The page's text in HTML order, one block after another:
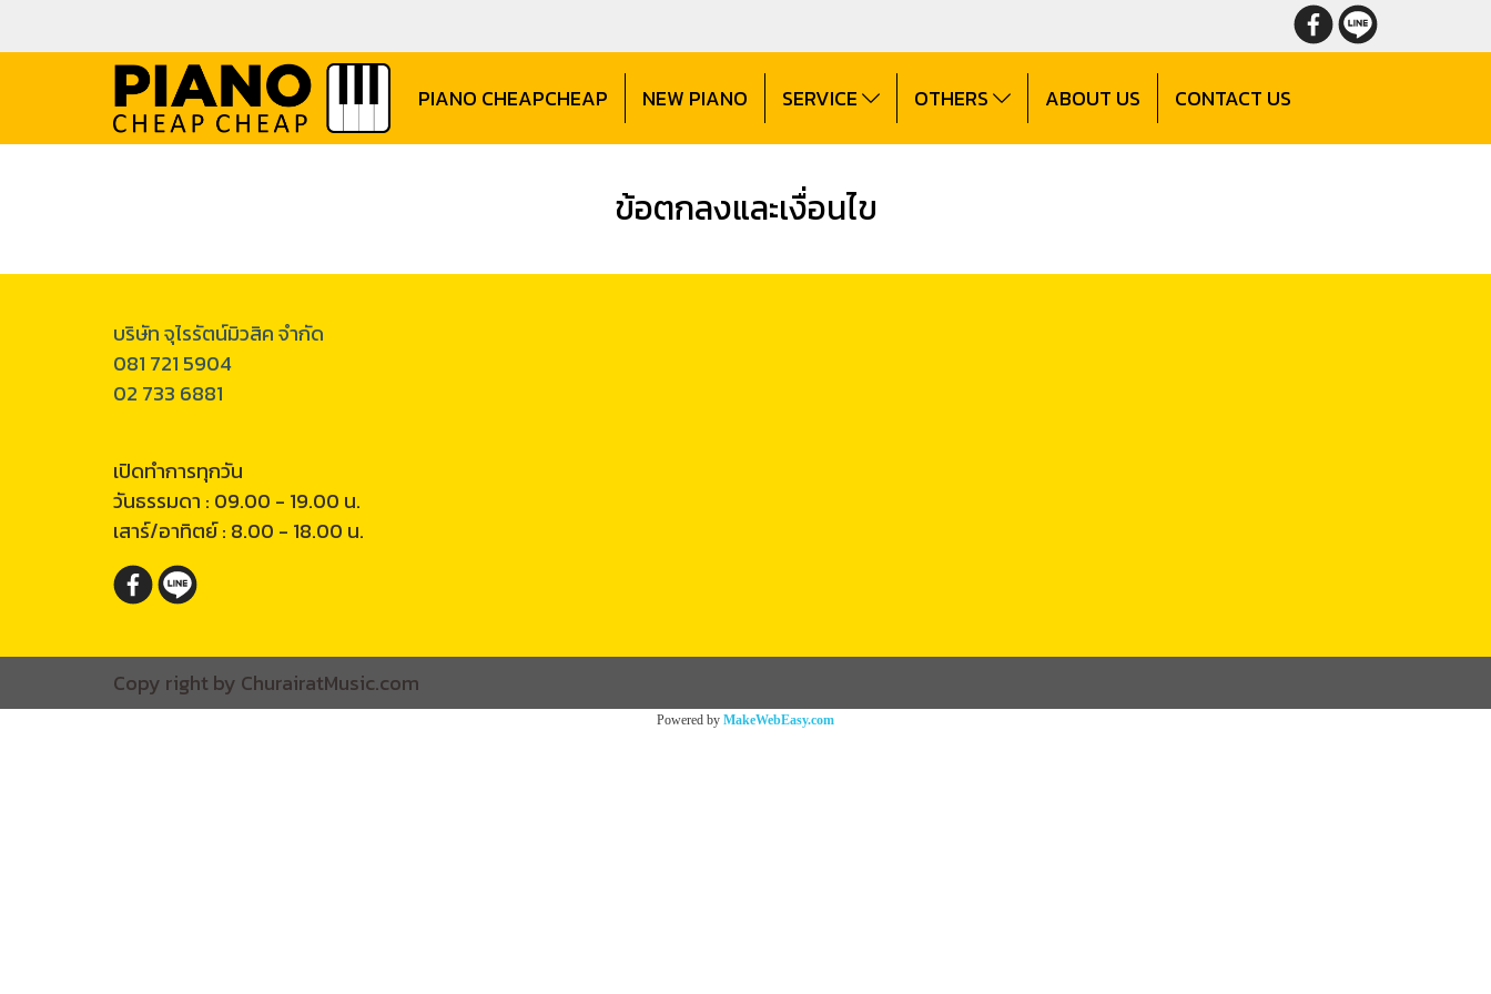
PIANO CHEAPCHEAP NEW PIANO SERVICE OTHERS ABOUT US CONTACT US
ข้อตกลงและเงื่อนไข
บริษัท จุไรรัตน์มิวสิค จำกัด
081 721 5904
02 733 6881
เปิดทำการทุกวัน
วันธรรมดา : 09.00 - 19.00 น.
เสาร์/อาทิตย์ : 8.00 - 18.00 น.
Copy right by ChurairatMusic.com
Powered by MakeWebEasy.com